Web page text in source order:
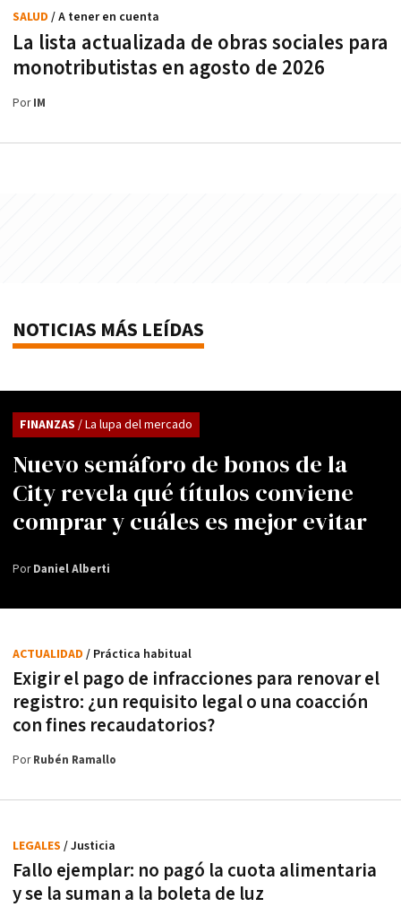
La lista actualizada de obras sociales para
monotributistas en agosto de 2026
SALUD / A tener en cuenta
PorIM
NOTICIAS MÁS LEÍDAS
Nuevo semáforo de bonos de la
City revela qué títulos conviene
comprar y cuáles es mejor evitar
FINANZAS / La lupa del mercado
PorDaniel Alberti
Exigir el pago de infracciones para renovar el
registro: ¿un requisito legal o una coacción
con fines recaudatorios?
ACTUALIDAD / Práctica habitual
PorRubén Ramallo
Fallo ejemplar: no pagó la cuota alimentaria
y se la suman a la boleta de luz
LEGALES / Justicia